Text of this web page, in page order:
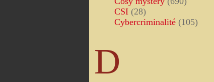
CSI (28)
Cybercriminalité (105)
D